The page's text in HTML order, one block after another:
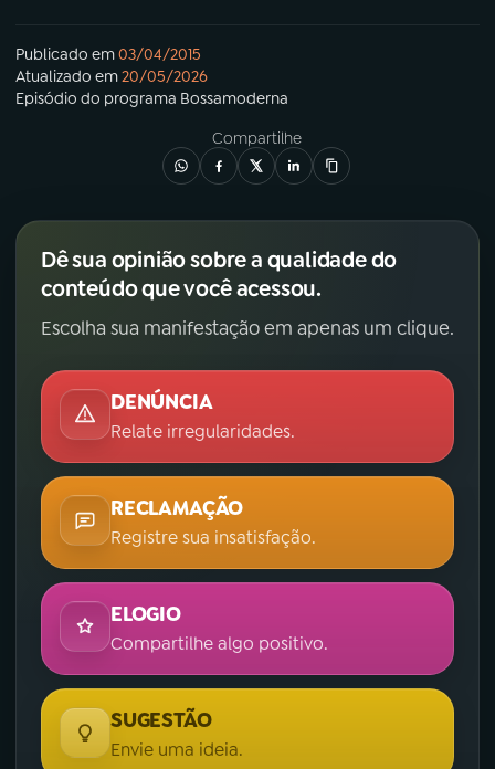
Publicado em03/04/2015
Atualizado em20/05/2026
Episódio do programa Bossamoderna
Compartilhe
Dê sua opinião sobre a qualidade do
conteúdo que você acessou.
Escolha sua manifestação em apenas um clique.
DENÚNCIA
Relate irregularidades.
RECLAMAÇÃO
Registre sua insatisfação.
ELOGIO
Compartilhe algo positivo.
SUGESTÃO
Envie uma ideia.